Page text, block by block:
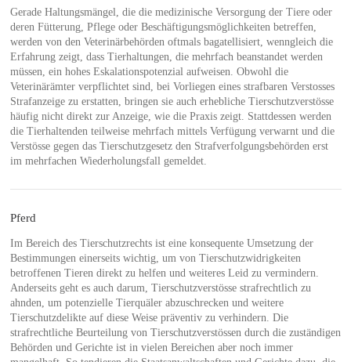
Gerade Haltungsmängel, die die medizinische Versorgung der Tiere oder
deren Fütterung, Pflege oder Beschäftigungsmöglichkeiten betreffen,
werden von den Veterinärbehörden oftmals bagatellisiert, wenngleich die
Erfahrung zeigt, dass Tierhaltungen, die mehrfach beanstandet werden
müssen, ein hohes Eskalationspotenzial aufweisen. Obwohl die
Veterinärämter verpflichtet sind, bei Vorliegen eines strafbaren Verstosses
Strafanzeige zu erstatten, bringen sie auch erhebliche Tierschutzverstösse
häufig nicht direkt zur Anzeige, wie die Praxis zeigt. Stattdessen werden
die Tierhaltenden teilweise mehrfach mittels Verfügung verwarnt und die
Verstösse gegen das Tierschutzgesetz den Strafverfolgungsbehörden erst
im mehrfachen Wiederholungsfall gemeldet.
Pferd
Im Bereich des Tierschutzrechts ist eine konsequente Umsetzung der
Bestimmungen einerseits wichtig, um von Tierschutzwidrigkeiten
betroffenen Tieren direkt zu helfen und weiteres Leid zu vermindern.
Anderseits geht es auch darum, Tierschutzverstösse strafrechtlich zu
ahnden, um potenzielle Tierquäler abzuschrecken und weitere
Tierschutzdelikte auf diese Weise präventiv zu verhindern. Die
strafrechtliche Beurteilung von Tierschutzverstössen durch die zuständigen
Behörden und Gerichte ist in vielen Bereichen aber noch immer